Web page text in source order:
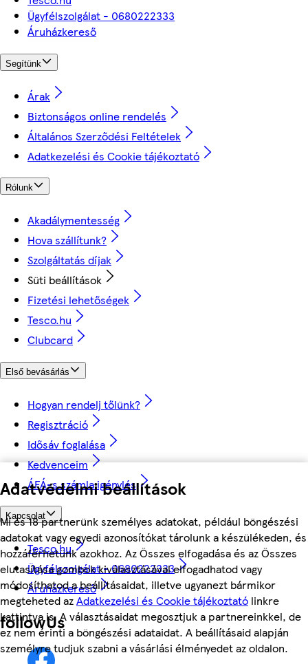
Adatvédelmi beállítások
Mi és 18 partnerünk személyes adatokat, például böngészési
adatokat vagy egyedi azonosítókat tárolunk a készülékeden, és
hozzáférhetünk azokhoz. Az Összes elfogadása és az Összes
elutasítása gombok kiválasztásával elfogadhatod vagy
módosíthatod a beállításaidat, illetve ugyanezt bármikor
megteheted azAdatkezelési és Cookie tájékoztató linkre
kattintva is. A választásaidat megosztjuk a partnereinkkel, de
ez nem érinti a böngészési adataidat. A beállításaid alapján
személyre tudjuk szabni a vásárlási élményedet az oldalon.
Ügyfélszolgálat - 0680222333
Áruházkereső
Segítünk
Árak
Biztonságos online rendelés
Általános Szerződési Feltételek
Adatkezelési és Cookie tájékoztató
Rólunk
Akadálymentesség
Hova szállítunk?
Szolgáltatás díjak
Süti beállítások
Fizetési lehetőségek
Tesco.hu
Clubcard
Első bevásárlás
Hogyan rendelj tőlünk?
Regisztráció
Idősáv foglalása
Kedvenceim
ÁFÁ-s számla igénylés
Kapcsolat
Tesco.hu
Ügyfélszolgálat - 0680222333
Áruházkereső
followUs